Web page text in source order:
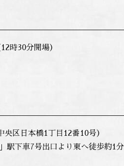
時30分開場）
区日本橋1丁目12番10号）
下車7号出口より東へ徒歩約1分